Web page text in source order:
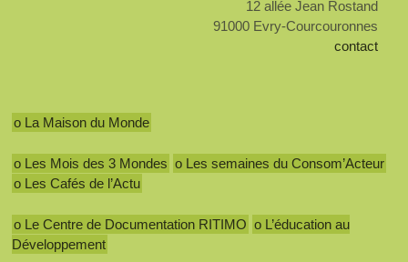
12 allée Jean Rostand
91000 Evry-Courcouronnes
contact
o La Maison du Monde
o Les Mois des 3 Mondes o Les semaines du Consom’Acteur
o Les Cafés de l’Actu
o Le Centre de Documentation RITIMO o L’éducation au
Développement